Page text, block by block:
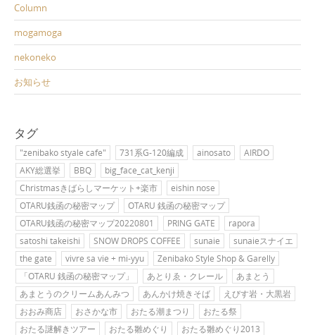
Column
mogamoga
nekoneko
お知らせ
タグ
"zenibako styale cafe" 731系G-120編成 ainosato
AIRDO
AKY総選挙
BBQ
big_face_cat_kenji
Christmasきばらしマーケット+楽市
eishin nose
OTARU銭函の秘密マップ
OTARU 銭函の秘密マップ
OTARU銭函の秘密マップ20220801
PRING GATE
rapora
satoshi takeishi
SNOW DROPS COFFEE sunaie
sunaieスナイエ
the gate
vivre sa vie + mi-yyu
Zenibako Style Shop & Garelly
「OTARU 銭函の秘密マップ」
あとりゑ・クレール
あまとう
あまとうのクリームあんみつ
あんかけ焼きそば
えびす岩・大黒岩
おおみ商店
おさかな市 おたる潮まつり
おたる祭
おたる謎解きツアー
おたる雛めぐり
おたる雛めぐり2013